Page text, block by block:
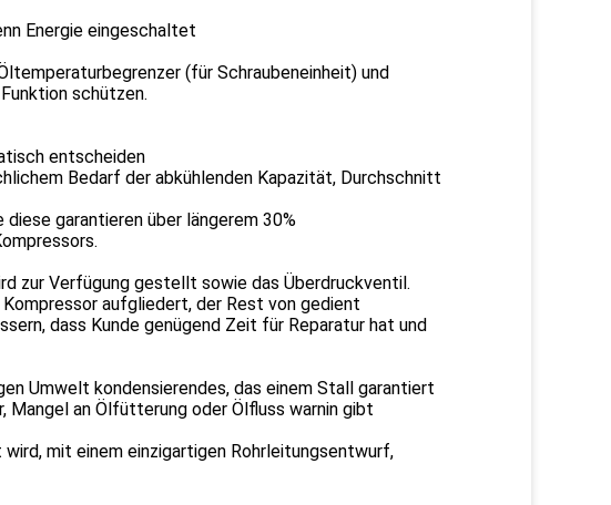
Energie eingeschaltet
(für Schraubeneinheit) und
schützen.
entscheiden
Bedarf der abkühlenden Kapazität, Durchschnitt
garantieren über längerem 30%
zur Verfügung gestellt sowie das Überdruckventil.
aufgliedert, der Rest von gedient
dass Kunde genügend Zeit für Reparatur hat und
Umwelt kondensierendes, das einem Stall garantiert
Mangel an Ölfütterung oder Ölfluss warnin gibt
mit einem einzigartigen Rohrleitungsentwurf,